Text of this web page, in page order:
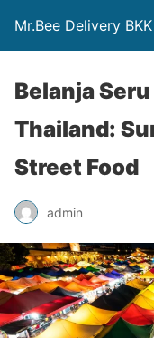
Mr.Bee Delivery
Belanja
Thailand:
Street Food
admin